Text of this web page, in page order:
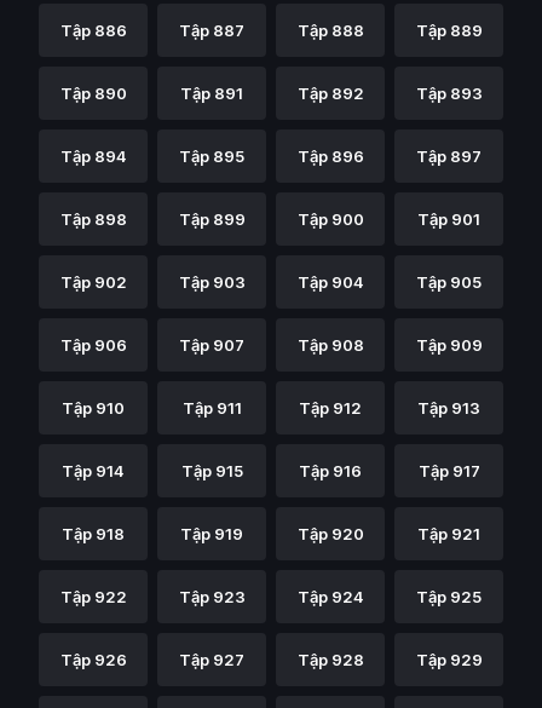
Tập 886 Tập 887 Tập 888 Tập 889
Tập 890 Tập 891 Tập 892 Tập 893
Tập 894 Tập 895 Tập 896 Tập 897
Tập 898 Tập 899 Tập 900 Tập 901
Tập 902 Tập 903 Tập 904 Tập 905
Tập 906 Tập 907 Tập 908 Tập 909
Tập 910 Tập 911 Tập 912 Tập 913
Tập 914 Tập 915 Tập 916 Tập 917
Tập 918 Tập 919 Tập 920 Tập 921
Tập 922 Tập 923 Tập 924 Tập 925
Tập 926 Tập 927 Tập 928 Tập 929